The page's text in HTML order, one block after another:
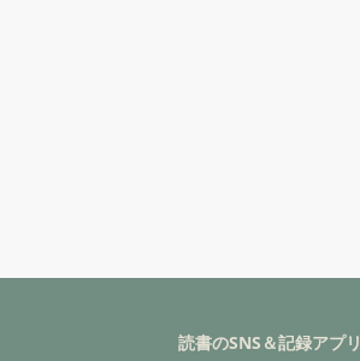
読書のSNS＆記録アプリ